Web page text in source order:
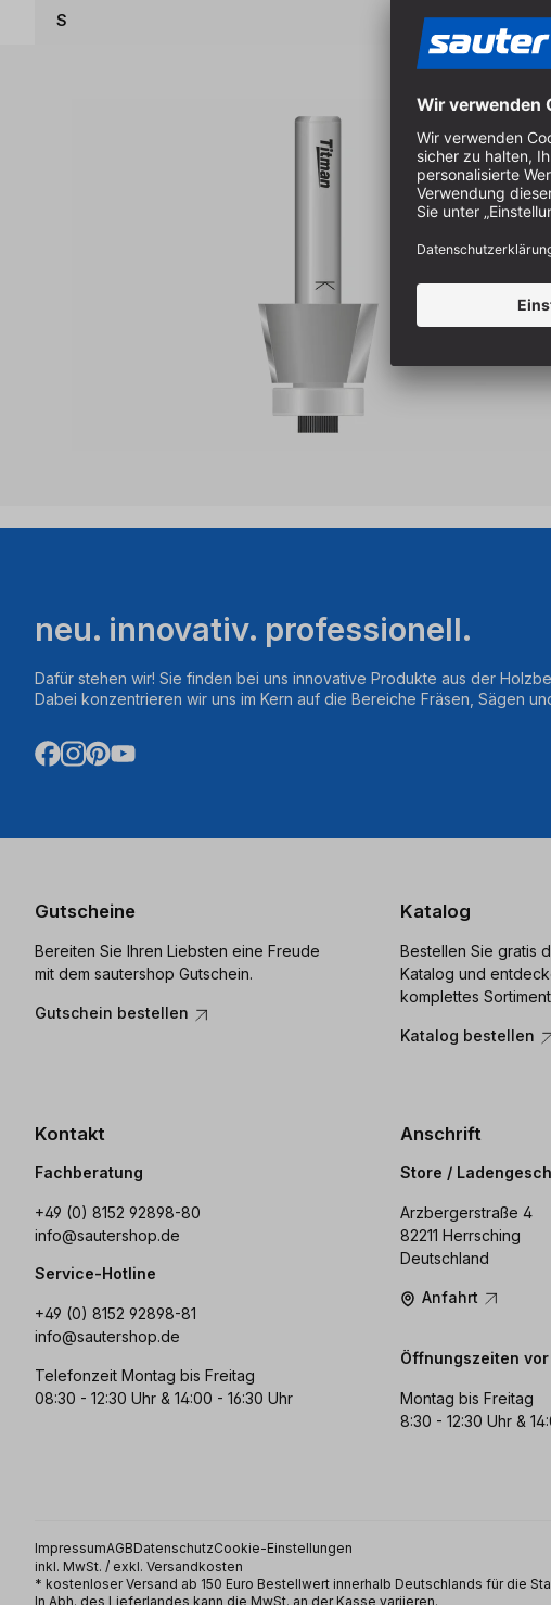
S 8 mm
neu. innovativ. professionell.
Dafür stehen wir! Sie finden bei uns innovative Produkte aus der
Dabei konzentrieren wir uns im Kern auf die Bereiche Fräsen, Sägen
Gutscheine
Bereiten Sie Ihren Liebsten eine Freude
mit dem sautershop Gutschein.
Gutschein bestellen
Katalog
Bestellen Sie gratis
Katalog und
komplettes
Katalog bestellen
Kontakt
Fachberatung
+49 (0) 8152 92898-80
info@sautershop.de
Service-Hotline
+49 (0) 8152 92898-81
info@sautershop.de
Telefonzeit Montag bis Freitag
08:30 - 12:30 Uhr & 14:00 - 16:30 Uhr
Anschrift
Store /
Arzbergerstraße 4
82211 Herrsching
Deutschland
Anfahrt
Öffnungszeiten
Montag bis Freitag
8:30 - 12:30 Uhr &
ImpressumAGBDatenschutzCookie-Einstellungen
inkl. MwSt. / exkl. Versandkosten
* kostenloser Versand ab 150 Euro Bestellwert innerhalb Deutschlands für die
In Abh. des Lieferlandes kann die MwSt. an der Kasse variieren.